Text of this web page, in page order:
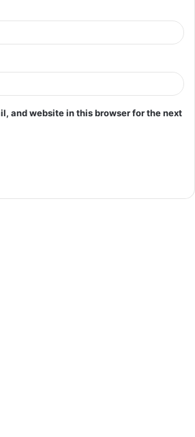
and website in this browser for the next